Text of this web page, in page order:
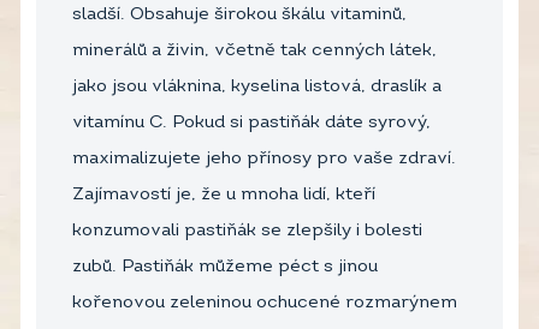
sladší. Obsahuje širokou škálu vitaminů,
minerálů a živin, včetně tak cenných látek,
jako jsou vláknina, kyselina listová, draslík a
vitamínu C. Pokud si pastiňák dáte syrový,
maximalizujete jeho přínosy pro vaše zdraví.
Zajímavostí je, že u mnoha lidí, kteří
konzumovali pastiňák se zlepšily i bolesti
zubů. Pastiňák můžeme péct s jinou
kořenovou zeleninou ochucené rozmarýnem